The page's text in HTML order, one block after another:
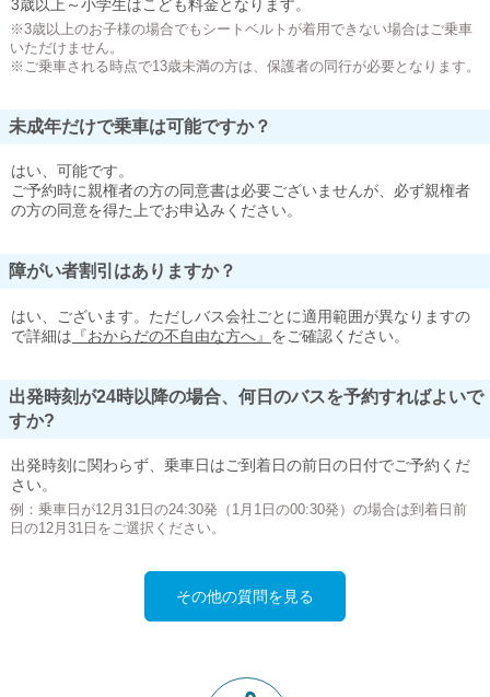
3歳以上～小学生はこども料金となります。
※3歳以上のお子様の場合でもシートベルトが着用できない場合はご乗車
いただけません。
※ご乗車される時点で13歳未満の方は、保護者の同行が必要となります。
未成年だけで乗車は可能ですか？
はい、可能です。
ご予約時に親権者の方の同意書は必要ございませんが、必ず親権者
の方の同意を得た上でお申込みください。
障がい者割引はありますか？
はい、ございます。ただしバス会社ごとに適用範囲が異なりますの
で詳細は 『おからだの不自由な方へ』 をご確認ください。
出発時刻が24時以降の場合、何日のバスを予約すればよいで
すか?
出発時刻に関わらず、乗車日はご到着日の前日の日付でご予約くだ
さい。
例：乗車日が12月31日の24:30発（1月1日の00:30発）の場合は到着日前
日の12月31日をご選択ください。
その他の質問を見る